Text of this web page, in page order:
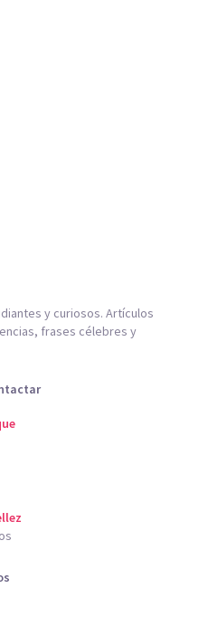
y curiosos. Artículos
frases célebres y